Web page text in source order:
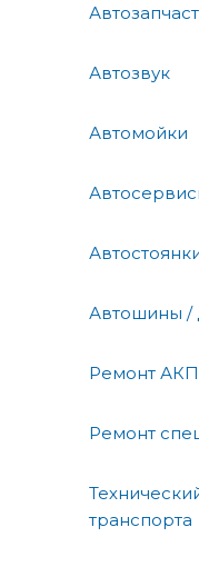
Автозвук
Автомойки
Автошины /
Ремонт
Ремонт
транспорта